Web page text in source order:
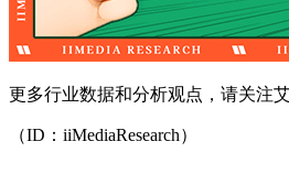
更多行业数据和分析观点，请关注
（ID：iiMediaResearch）